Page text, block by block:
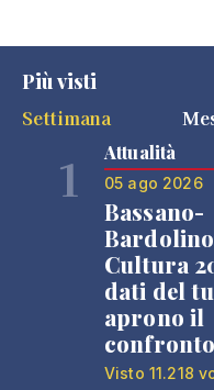
Più visti
Settimana
1 Attualità
05 ago 2026
Bassano-
Cultura
dati del
aprono il
Visto 11.218